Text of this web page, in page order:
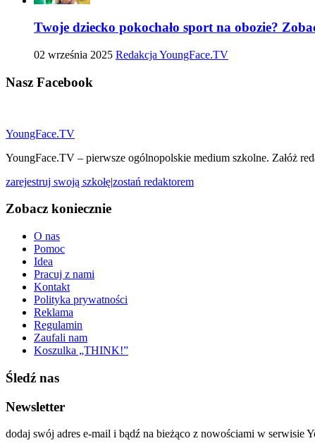
Twoje dziecko pokochało sport na obozie?
02 września 2025 Redakcja YoungFace.TV
Nasz Facebook
YoungFace.TV
YoungFace.TV – pierwsze ogólnopolskie medium szkolne. Załóż
zarejestruj swoją szkołę|zostań redaktorem
Zobacz koniecznie
O nas
Pomoc
Idea
Pracuj z nami
Kontakt
Polityka prywatności
Reklama
Regulamin
Zaufali nam
Koszulka „THINK!”
Śledź nas
Newsletter
dodaj swój adres e-mail i bądź na bieżąco z nowościami w serwisie